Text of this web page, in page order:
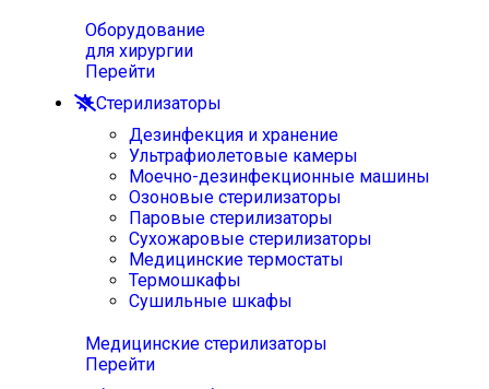
Оборудование
для хирургии
Перейти
Стерилизаторы
Дезинфекция и хранение
Ультрафиолетовые камеры
Моечно-дезинфекционные машины
Озоновые стерилизаторы
Паровые стерилизаторы
Сухожаровые стерилизаторы
Медицинские термостаты
Термошкафы
Сушильные шкафы
Медицинские стерилизаторы
Перейти